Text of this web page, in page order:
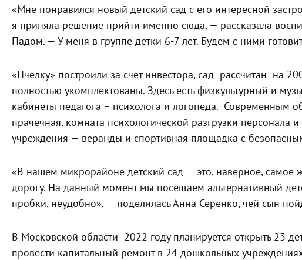
«Мне понравился новый детский сад с его интересной
я приняла решение прийти именно сюда, — рассказала
Падом. — У меня в группе детки 6-7 лет. Будем с ними
«Пчелку» построили за счет инвестора, сад рассчитан на
полностью укомплектованы. Здесь есть физкультурный и
кабинеты педагога – психолога и логопеда. Современным
прачечная, комната психологической разгрузки
учреждения — веранды и спортивная площадка с
«В нашем микрорайоне детский сад — это, наверное, самое
дорогу. На данный момент мы посещаем альтернативный
пробки, неудобно», — поделилась Анна Серенко, чей сын
В Московской области 2022 году планируется открыть 23
провести капитальный ремонт в 24 дошкольных